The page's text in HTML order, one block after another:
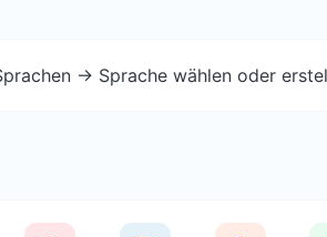
-> Sprache wählen oder